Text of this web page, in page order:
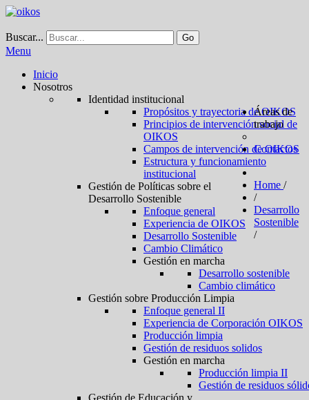
Buscar... Go
Menu
Inicio
Nosotros
Identidad institucional
Propósitos y trayectoria de OIKOS
Principios de intervención social de
OIKOS
Campos de intervención de OIKOS
Estructura y funcionamiento
institucional
Áreas de
trabajo
Gestión de Políticas sobre el
Desarrollo Sostenible
Enfoque general
Experiencia de OIKOS
Desarrollo Sostenible
Cambio Climático
Gestión en marcha
Desarrollo sostenible
Cambio climático
Gestión sobre Producción Limpia
Enfoque general II
Experiencia de Corporación OIKOS
Producción limpia
Gestión de residuos solidos
Gestión en marcha
Producción limpia II
Gestión de residuos
Gestión de Educación y
Contactos
Home /
/
Desarrollo
Sostenible
/